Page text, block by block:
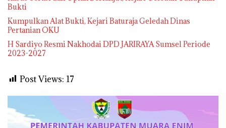
Bukti
Kumpulkan Alat Bukti, Kejari Baturaja Geledah Dinas
Pertanian OKU
H Sardiyo Resmi Nakhodai DPD JARIRAYA Sumsel Periode
2023-2027
Post Views: 17